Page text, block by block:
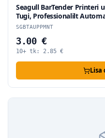
Seagull BarTender Printeri
Tugi, Professionalilt
SGBTAUPPMNT
3.00 €
10+ tk: 2.85 €
Lisa